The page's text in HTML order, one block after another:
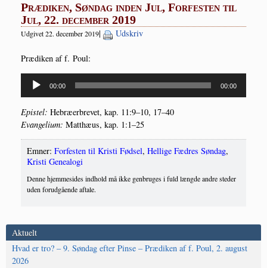
Prædiken, Søndag inden Jul, Forfesten til
Jul, 22. december 2019
Udgivet 22. december 2019| Udskriv
Præ­di­ken af f. Poul:
Lydafspiller
00:00 00:00
Epi­stel: Hebræ­er­bre­vet, kap. 11:9–10, 17–40
Evan­ge­li­um: Mat­t­hæus, kap. 1:1–25
Emner: Forfesten til Kristi Fødsel, Hellige Fædres Søndag,
Kristi Genealogi
Denne hjemmesides indhold må ikke genbruges i fuld længde andre steder
uden forudgående aftale.
Aktuelt
Hvad er tro? – 9. Søndag efter Pinse – Prædiken af f. Poul, 2. august
2026